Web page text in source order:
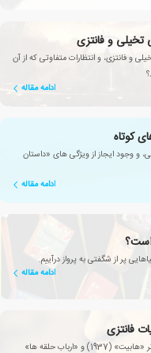
تخیلی و فانتزی
و فانتزی، و انتظارات متفاوتی که از آن
ادامه مقاله
وجود ایجاز از ویژگی های «داستان
ادامه مقاله
پر از شگفتی به پرواز درآییم.
ادامه مقاله
فانتزی
شهرت تالکین بیش از همه، مدیون دو اثر «هابیت» (1937) و «ارباب حلقه ها»